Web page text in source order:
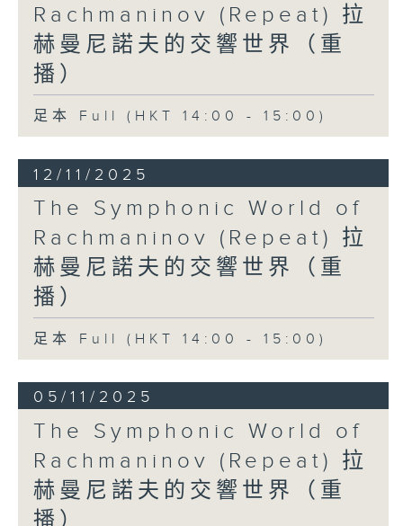
Rachmaninov (Repeat) 拉
赫曼尼諾夫的交響世界（重
播）
足本 Full (HKT 14:00 - 15:00)
12/11/2025
The Symphonic World of
Rachmaninov (Repeat) 拉
赫曼尼諾夫的交響世界（重
播）
足本 Full (HKT 14:00 - 15:00)
05/11/2025
The Symphonic World of
Rachmaninov (Repeat) 拉
赫曼尼諾夫的交響世界（重
播）